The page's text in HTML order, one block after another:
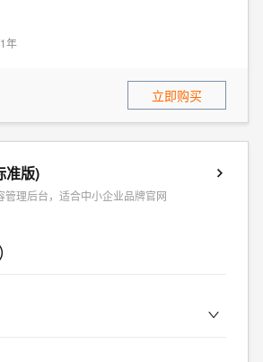
年
立即购买
准版)
管理后台，适合中小企业品牌官网